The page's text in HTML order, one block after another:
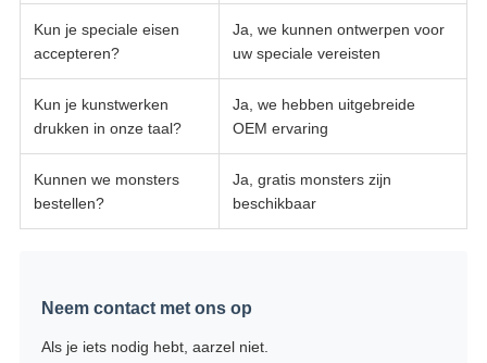
Kun je speciale eisen
accepteren?
Ja, we kunnen ontwerpen voor
uw speciale vereisten
Kun je kunstwerken
drukken in onze taal?
Ja, we hebben uitgebreide
OEM ervaring
Kunnen we monsters
bestellen?
Ja, gratis monsters zijn
beschikbaar
Neem contact met ons op
Als je iets nodig hebt, aarzel niet.